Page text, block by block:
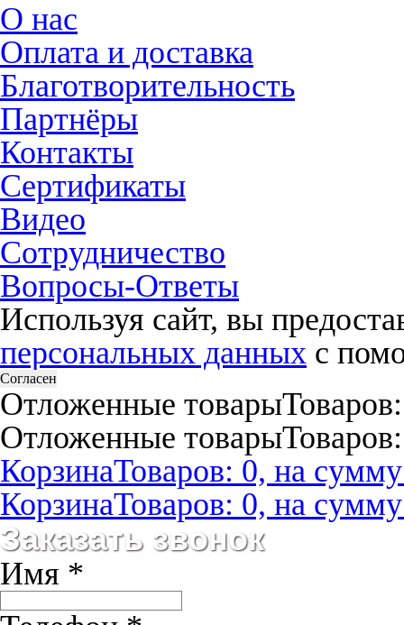
О нас
Оплата и доставка
Благотворительность
Партнёры
Контакты
Сертификаты
Видео
Сотрудничество
Вопросы-Ответы
Используя сайт, вы
персональных данных с
Согласен
Отложенные товары
Отложенные товары
КорзинаТоваров: 0, на
КорзинаТоваров: 0, на
Заказать звонок
Имя *